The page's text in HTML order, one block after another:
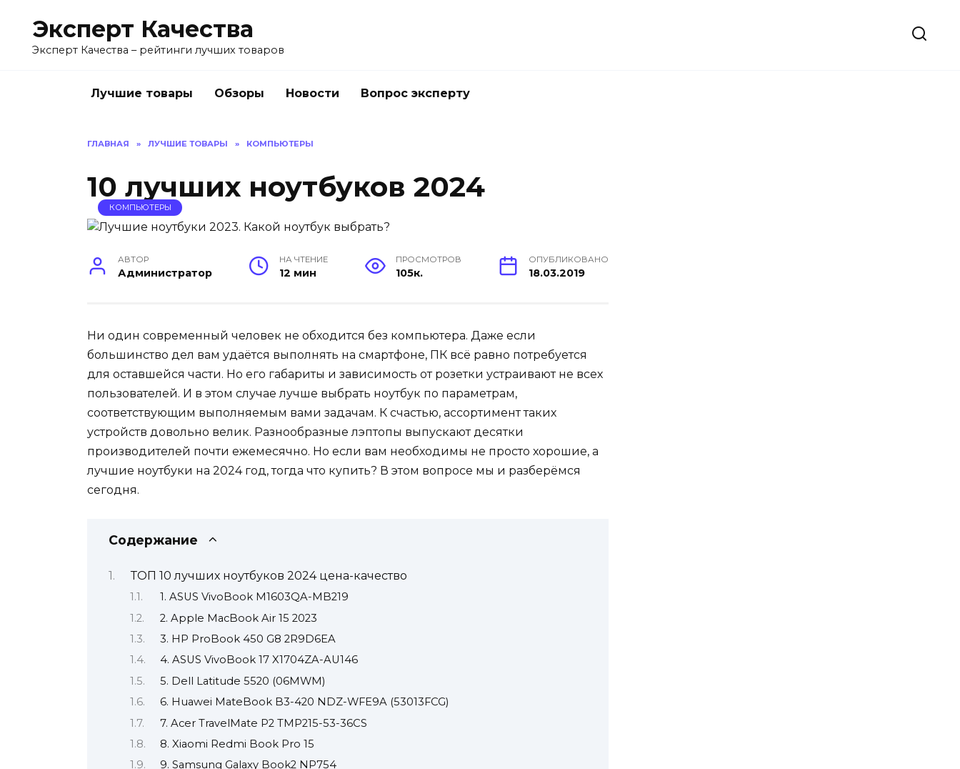
содержанию
Эксперт Качества
Эксперт Качества – рейтинги лучших товаров
Лучшие товары Обзоры Новости Вопрос эксперту
ГЛАВНАЯ » ЛУЧШИЕ ТОВАРЫ » КОМПЬЮТЕРЫ
10 лучших ноутбуков 2024
КОМПЬЮТЕРЫ
АВТОР
Администратор
НА ЧТЕНИЕ
12 мин
ПРОСМОТРОВ
105к.
ОПУБЛИКОВАНО
18.03.2019
Ни один современный человек не обходится без компьютера. Даже если
большинство дел вам удаётся выполнять на смартфоне, ПК всё равно потребуется
для оставшейся части. Но его габариты и зависимость от розетки устраивают не всех
пользователей. И в этом случае лучше выбрать ноутбук по параметрам,
соответствующим выполняемым вами задачам. К счастью, ассортимент таких
устройств довольно велик. Разнообразные лэптопы выпускают десятки
производителей почти ежемесячно. Но если вам необходимы не просто хорошие, а
лучшие ноутбуки на 2024 год, тогда что купить? В этом вопросе мы и разберёмся
сегодня.
Содержание
ТОП 10 лучших ноутбуков 2024 цена-качество
1. ASUS VivoBook M1603QA-MB219
2. Apple MacBook Air 15 2023
3. HP ProBook 450 G8 2R9D6EA
4. ASUS VivoBook 17 X1704ZA-AU146
5. Dell Latitude 5520 (06MWM)
6. Huawei MateBook B3-420 NDZ-WFE9A (53013FCG)
7. Acer TravelMate P2 TMP215-53-36CS
8. Xiaomi Redmi Book Pro 15
9. Samsung Galaxy Book2 NP754